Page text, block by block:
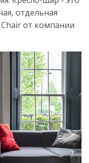
отдельная
от компании